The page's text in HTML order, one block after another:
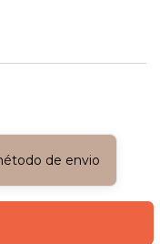
de envio